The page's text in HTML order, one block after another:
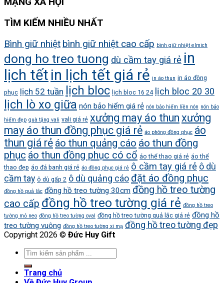
TÌM KIẾM NHIỀU NHẤT
Bình giữ nhiệt bình giữ nhiệt cao cấp bình giữ nhiệt elmich
dong ho treo tuong dù cầm tay giá rẻ in
lịch tết in lịch tết giá rẻ in áo thun in áo đồng
phục lịch 52 tuần lịch bloc lịch bloc 16 24 lịch bloc 20 30
lịch lò xo giữa nón bảo hiểm giá rẻ nón bảo hiểm liền nón nón bảo
hiểm đẹp quà tặng vali vali giá rẻ xưởng may áo thun xưởng
may áo thun đồng phục giá rẻ áo phông đồng phục áo
thun giá rẻ áo thun quảng cáo áo thun đồng
phục áo thun đồng phục có cổ áo thể thao giá rẻ áo thể
thao đẹp áo đá banh giá rẻ áo đồng phục giá rẻ ô cầm tay giá rẻ ô dù
cầm tay ô dù gấp 2 ô dù quảng cáo đặt áo đồng phục
đồng hồ quả lắc đồng hồ treo tường 30cm đồng hồ treo tường
cao cấp đồng hồ treo tường giá rẻ đồng hồ treo
tường mỏ neo đồng hồ treo tường oval đồng hồ treo tường quả lắc giá rẻ đồng hồ
treo tường vuông đồng hồ treo tường xi mạ đồng hồ treo tường đẹp
Copyright 2026 © Đức Huy Gift
Trang chủ